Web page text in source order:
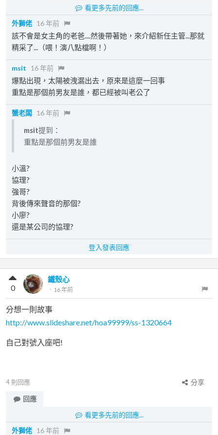
看更多先前的回應...
外獅佬 16 年前
該不會是女主角的老爸....然後帶著她，來介紹新任主管...那就
精采了...（喂！演八點檔啊！）
msit 16 年前
爆點出現，太陽被洩漏出去，原來是這麼一回事
重點是那個前男友是誰，都已經被叫老公了
蟹老闆 16 年前
msit提到：
重點是那個前男友是誰
小溫?
協理?
強哥?
背後傳來聲音的那個?
小廖?
還是某公司的協理?
登入發表回應
鐵殼心
． 16 年前
0
分想一則故事
http://www.slideshare.net/hoa99999/ss-1320664
自己對號入座吧!
4 則回應
分享
回應
看更多先前的回應...
外獅佬 16 年前